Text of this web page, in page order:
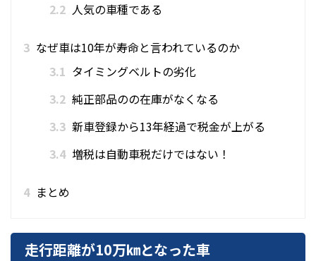
2.2 人気の車種である
3 なぜ車は10年が寿命と言われているのか
3.1 タイミングベルトの劣化
3.2 純正部品のの在庫がなくなる
3.3 新車登録から13年経過で税金が上がる
3.4 増税は自動車税だけではない！
4 まとめ
走行距離が10万㎞となった車